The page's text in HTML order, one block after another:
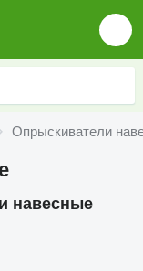
Опрыскиватели
навесные